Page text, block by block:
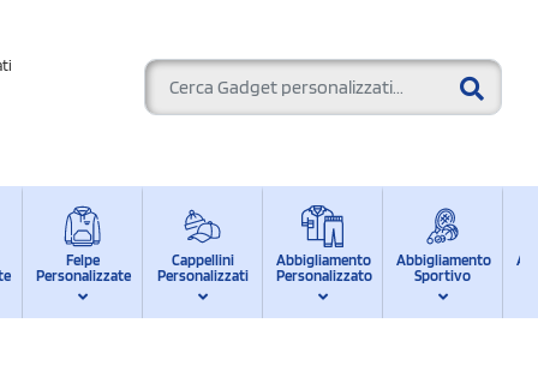
Felpe
Personalizzate
Cappellini
Personalizzati
Abbigliamento
Personalizzato
Abbigliamento
Sportivo